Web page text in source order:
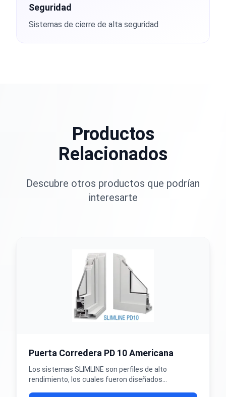
Seguridad
Sistemas de cierre de alta seguridad
Productos
Relacionados
Descubre otros productos que podrían
interesarte
Puerta Corredera PD 10 Americana
Los sistemas SLIMLINE son perfiles de alto
rendimiento, los cuales fueron diseñados